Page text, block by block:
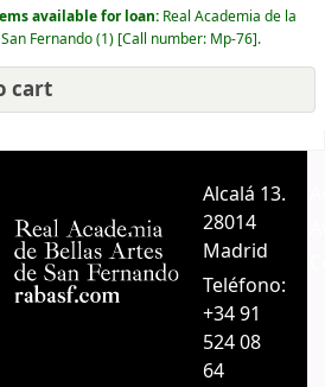
available for loan: Real Academia de la
Fernando(1) Call number: Mp-76 .
cart
Alcalá 13.
28014
Madrid
Teléfono:
+34 91
524 08
64